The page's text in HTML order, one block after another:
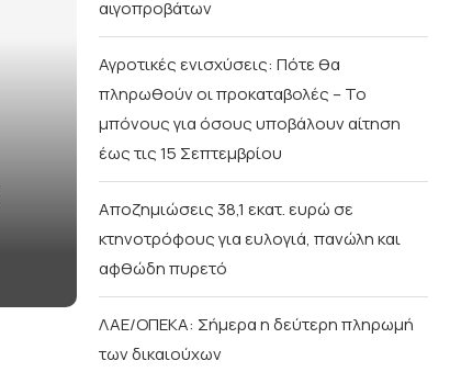
αιγοπροβάτων
Αγροτικές ενισχύσεις: Πότε θα
πληρωθούν οι προκαταβολές – Το
μπόνους για όσους υποβάλουν αίτηση
έως τις 15 Σεπτεμβρίου
Αποζημιώσεις 38,1 εκατ. ευρώ σε
κτηνοτρόφους για ευλογιά, πανώλη και
αφθώδη πυρετό
ΛΑΕ/ΟΠΕΚΑ: Σήμερα η δεύτερη πληρωμή
των δικαιούχων